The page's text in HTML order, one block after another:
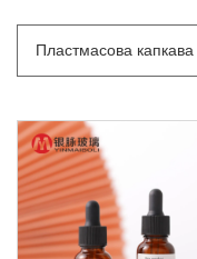
Пластмасова капкава